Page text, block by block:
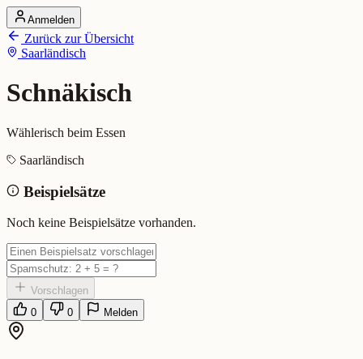
Startseite
Alle Dialekte
Dialekte vergleichen
Dialekt-Karte
Ranking
Schnäkisch (Saarländisch)
Bedeutung: Wählerisch beim Essen
Eingereicht von: Mundwerk Team
Anmelden
Zurück zur Übersicht
Saarländisch
Schnäkisch
Wählerisch beim Essen
Saarländisch
Beispielsätze
Noch keine Beispielsätze vorhanden.
Vorschlagen
0
0 Melden